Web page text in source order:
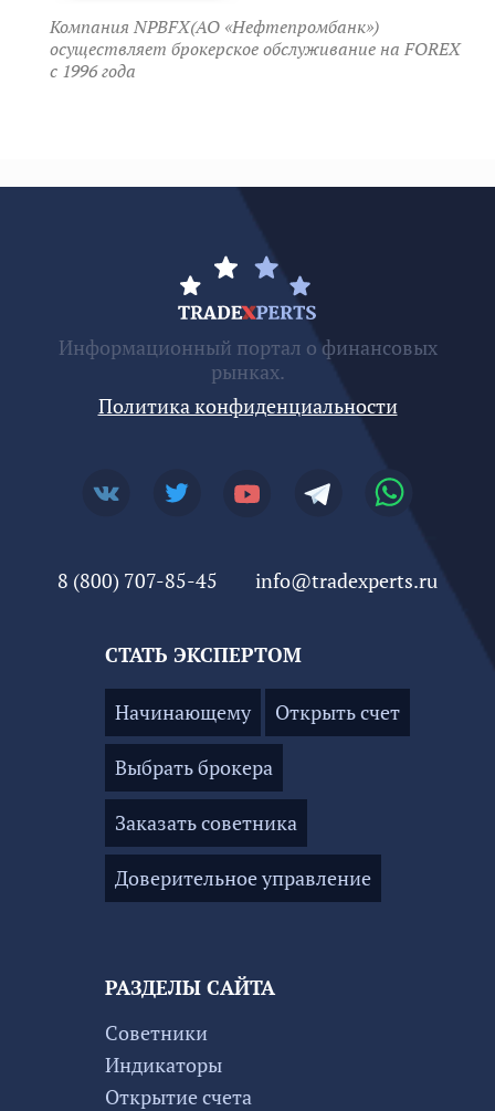
Компания NPBFX(АО «Нефтепромбанк»)
осуществляет брокерское обслуживание на FOREX
c 1996 года
РАЗДЕЛЫ САЙТА
Советники
Индикаторы
Открытие счета
Информационный портал о финансовых
рынках.
Политика конфиденциальности
8 (800) 707-85-45 info@tradexperts.ru
СТАТЬ ЭКСПЕРТОМ
Начинающему Открыть счет
Выбрать брокера
Заказать советника
Доверительное управление